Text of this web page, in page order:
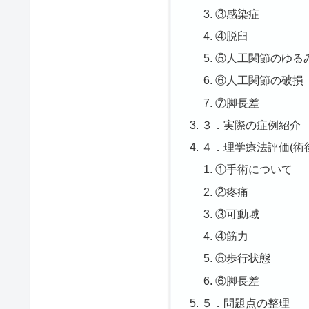
③感染症
④脱臼
⑤人工関節のゆる
⑥人工関節の破損
⑦脚長差
３．実際の症例紹介
４．理学療法評価(術
①手術について
②疼痛
③可動域
④筋力
⑤歩行状態
⑥脚長差
５．問題点の整理